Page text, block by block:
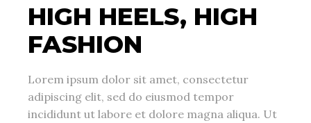
HIGH HEELS, HIGH
FASHION
Lorem ipsum dolor sit amet, consectetur
adipiscing elit, sed do eiusmod tempor
incididunt ut labore et dolore magna aliqua. Ut